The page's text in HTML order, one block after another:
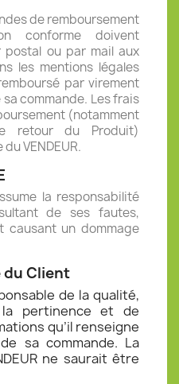
de remboursement
conforme doivent
postal ou par mail aux
les mentions légales
par virement
commande. Les frais
(notamment
retour du Produit)
VENDEUR.
la responsabilité
de ses fautes,
causant un dommage
du Client
de la qualité,
pertinence et de
qu’il renseigne
sa commande. La
ne saurait être